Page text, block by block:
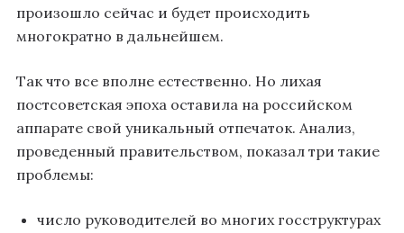
произошло сейчас и будет происходить
многократно в дальнейшем.
Так что все вполне естественно. Но лихая
постсоветская эпоха оставила на российском
аппарате свой уникальный отпечаток. Анализ,
проведенный правительством, показал три такие
проблемы:
число руководителей во многих госструктурах